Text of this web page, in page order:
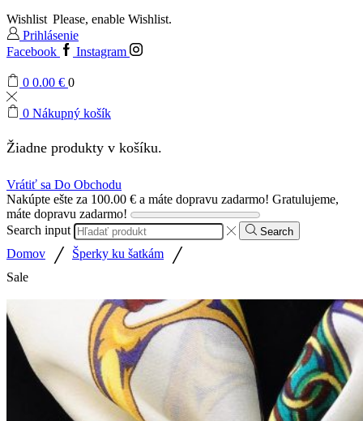
Wishlist Please, enable Wishlist.
Prihlásenie
Facebook
Instagram
0 0.00 € 0
0 Nákupný košík
Žiadne produkty v košíku.
Vrátiť sa Do Obchodu
Nakúpte ešte za 100.00 € a máte dopravu zadarmo! Gratulujeme,
máte dopravu zadarmo!
Search input
Search
Domov / Šperky ku šatkám /
Sale